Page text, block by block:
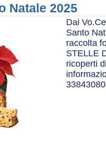
Natale 2025
Dai
Santo
raccolta
STELLE
ricoperti